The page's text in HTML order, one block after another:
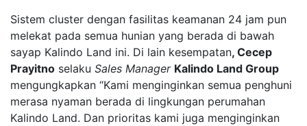
Sistem cluster dengan fasilitas keamanan 24 jam pun
melekat pada semua hunian yang berada di bawah
sayap Kalindo Land ini. Di lain kesempatan, Cecep
Prayitno selaku Sales Manager Kalindo Land Group
mengungkapkan “Kami menginginkan semua penghuni
merasa nyaman berada di lingkungan perumahan
Kalindo Land. Dan prioritas kami juga menginginkan